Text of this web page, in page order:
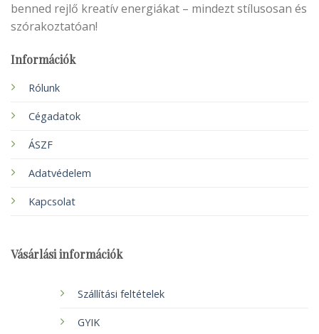
benned rejlő kreatív energiákat – mindezt stílusosan és
szórakoztatóan!
Információk
Rólunk
Cégadatok
ÁSZF
Adatvédelem
Kapcsolat
Vásárlási információk
Szállítási feltételek
GYIK